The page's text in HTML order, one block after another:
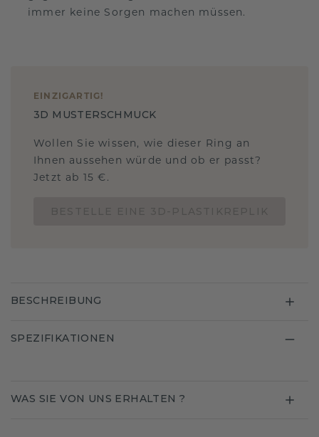
immer keine Sorgen machen müssen.
EINZIGARTIG !
3D MUSTERSCHMUCK
Wollen Sie wissen, wie dieser Ring an
Ihnen aussehen würde und ob er passt?
Jetzt ab 15 €.
BESCHREIBUNG
SPEZIFIKATIONEN
WAS SIE VON UNS ERHALTEN ?